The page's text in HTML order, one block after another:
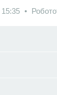
15:35